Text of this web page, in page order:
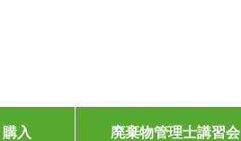
入 廃棄物管理士講習会